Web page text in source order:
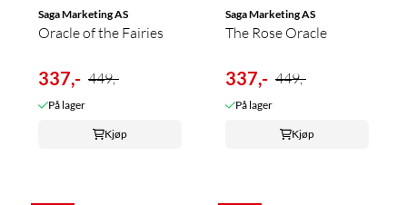
Saga Marketing AS
Oracle of the Fairies
337,- 449,-
På lager
Kjøp
Saga Marketing AS
The Rose Oracle
337,- 449,-
På lager
Kjøp